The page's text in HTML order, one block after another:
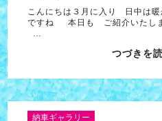
こんにちは３月に入り 日中は暖
ですね 本日も ご紹介いたし
つづきを
納車ギャラリー